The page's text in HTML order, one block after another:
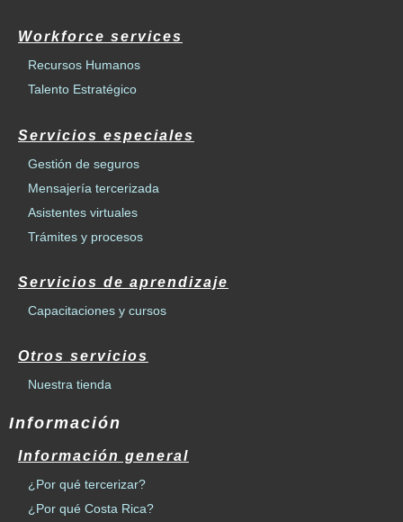
Workforce services
Recursos Humanos
Talento Estratégico
Servicios especiales
Gestión de seguros
Mensajería tercerizada
Asistentes virtuales
Trámites y procesos
Servicios de aprendizaje
Capacitaciones y cursos
Otros servicios
Nuestra tienda
Información
Información general
¿Por qué tercerizar?
¿Por qué Costa Rica?